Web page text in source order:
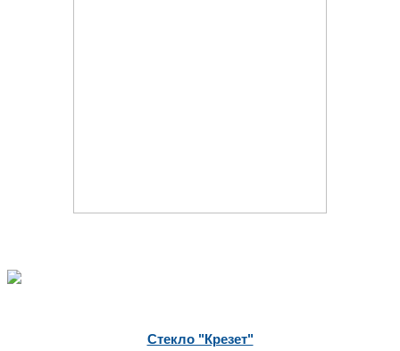
Стекло "Крезет"